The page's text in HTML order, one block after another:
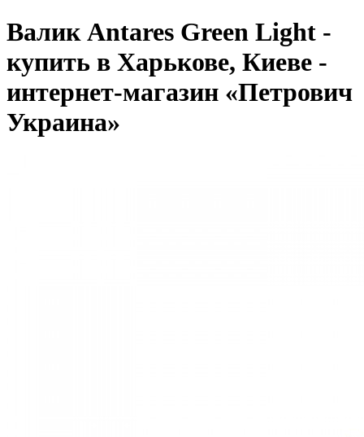
Валик Antares Green Light -
купить в Харькове, Киеве -
интернет-магазин «Петрович
Украина»